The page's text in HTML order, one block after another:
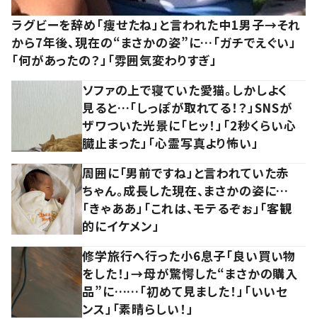
ラグビーを辞め「痩せたね」と言われた中1男子→それ
から7年後、現在の“まさかの姿”に…「ガチでえぐい」
「何があったの？」「雰囲気変わりすぎ」
ソファの上で寝ていた愛猫。しかしよく
見ると…「しっぽが取れてる！？」SNSが
ザワついた光景に「ヒッ！」「2秒くらい心
臓止まった」「心霊写真より怖い」
周囲に「男前ですね」と言われていた赤
ちゃん。成長した現在、まさかの姿に…
「きゃああ」「これは、モテるぞぉ」「客観
的にイケメン」
修学旅行へ行った小6息子「良い買い物
をした！」→母が驚愕した“まさかの購入
品”に……「初めて見ました！」「いいセ
ンス」「素晴らしい！」